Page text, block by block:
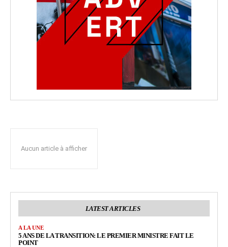
Aucun article à afficher
LATEST ARTICLES
A LA UNE
5 ANS DE LA TRANSITION: LE PREMIER MINISTRE FAIT LE
POINT